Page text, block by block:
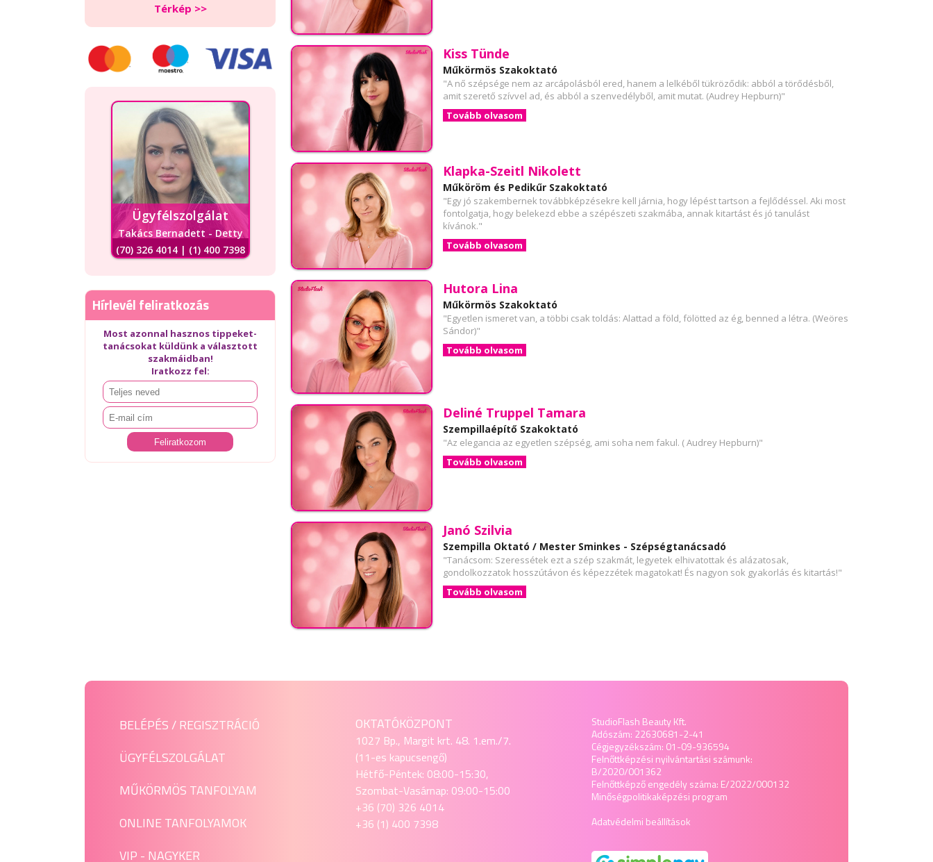
Kiss Tünde
Műkörmös Szakoktató
"A nő szépsége nem az arcápolásból ered, hanem a lelkéből tükröződik: abból a törődésből,
amit szerető szívvel ad, és abból a szenvedélyből, amit mutat. (Audrey Hepburn)"
Tovább olvasom
Klapka-Szeitl Nikolett
Műköröm és Pedikűr Szakoktató
"Egy jó szakembernek továbbképzésekre kell járnia, hogy lépést tartson a fejlődéssel. Aki most
fontolgatja, hogy belekezd ebbe a szépészeti szakmába, annak kitartást és jó tanulást
kívánok."
Tovább olvasom
Hutora Lina
Műkörmös Szakoktató
"Egyetlen ismeret van, a többi csak toldás: Alattad a föld, fölötted az ég, benned a létra. (Weöres
Sándor)"
Tovább olvasom
Deliné Truppel Tamara
Szempillaépítő Szakoktató
"Az elegancia az egyetlen szépség, ami soha nem fakul. ( Audrey Hepburn)"
Tovább olvasom
Janó Szilvia
Szempilla Oktató / Mester Sminkes - Szépségtanácsadó
"Tanácsom: Szeressétek ezt a szép szakmát, legyetek elhivatottak és alázatosak,
gondolkozzatok hosszútávon és képezzétek magatokat! És nagyon sok gyakorlás és kitartás!"
Tovább olvasom
Térkép >>
Ügyfélszolgálat
Takács Bernadett - Detty
(70) 326 4014 | (1) 400 7398
Hírlevél feliratkozás
Most azonnal hasznos tippeket-
tanácsokat küldünk a választott
szakmáidban!
Iratkozz fel:
BELÉPÉS / REGISZTRÁCIÓ
ÜGYFÉLSZOLGÁLAT
MŰKÖRMÖS TANFOLYAM
ONLINE TANFOLYAMOK
VIP - NAGYKER
OKTATÓKÖZPONT
1027 Bp., Margit krt. 48. 1.em./7.
(11-es kapucsengő)
Hétfő-Péntek: 08:00-15:30,
Szombat-Vasárnap: 09:00-15:00
+36 (70) 326 4014
+36 (1) 400 7398
StudioFlash Beauty Kft.
Adószám: 22630681-2-41
Cégjegyzékszám: 01-09-936594
Felnőttképzési nyilvántartási számunk:
B/2020/001362
Felnőttképző engedély száma: E/2022/000132
Minőségpolitikaképzési program
Adatvédelmi beállítások